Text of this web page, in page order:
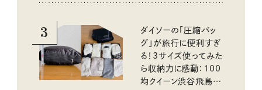
3
ダイソーの「圧縮バッ
グ」が旅行に便利すぎ
る！3サイズ使ってみた
ら収納力に感動：100
均クイーン渋谷飛鳥の